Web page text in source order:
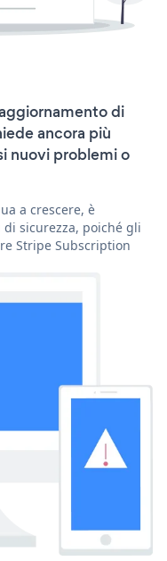
di
ancora più
nuovi problemi o
a crescere, è
sicurezza, poiché gli
Stripe Subscription